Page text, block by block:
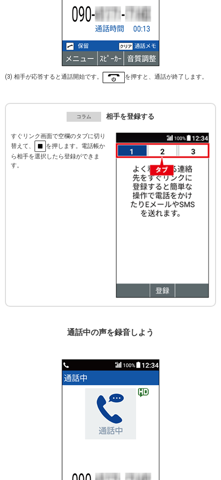
(3) 相手が応答すると通話開始です。 を押すと、通話が終了します。
相手を登録する
すぐリンク画面で空欄のタブに切り
替えて、
を押します。電話帳か
ら相手を選択したら登録ができま
す。
通話中の声を録音しよう